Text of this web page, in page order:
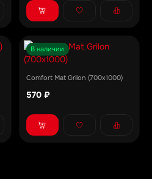
В наличии
Comfort Mat Grilon (700x1000)
570 ₽